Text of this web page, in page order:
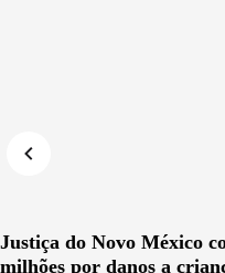
Justiça do Novo México
milhões por danos a